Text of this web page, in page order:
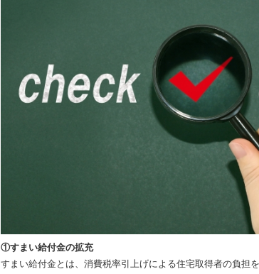
①すまい給付金の拡充
すまい給付金とは、消費税率引上げによる住宅取得者の負担